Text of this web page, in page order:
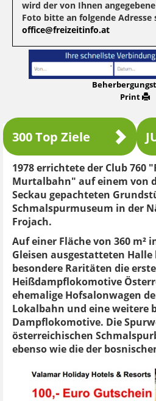
wird der von Ihnen
Foto bitte an folgende Adresse
office@freizeitinfo.at
Print
300 Top Ziele
1978 errichtete der Club 760
Murtalbahn" auf einem von
Seckau gepachteten
Schmalspurmuseum in der
Frojach.
Auf einer Fläche von 360 m²
Gleisen ausgestatteten
besondere Raritäten die erste
Heißdampflokomotive
ehemalige Hofsalonwagen
Lokalbahn und eine weitere
Dampflokomotive. Die
österreichischen
ebenso wie die der